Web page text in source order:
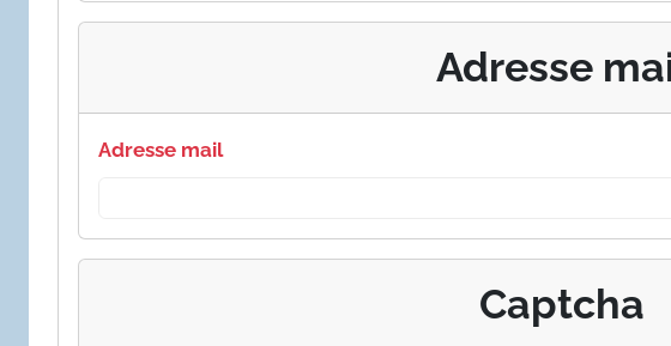
Adresse
Adresse mail
Captcha